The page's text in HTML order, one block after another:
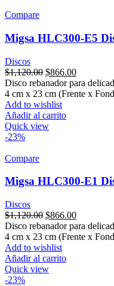
Compare
Migsa HLC300-E5
Discos
$1,120.00 Original
price
was:
$1,120.00.
$866.00Current
price
is:
Disco rebanador para
4 cm x 23 cm (Frente x
Add to wishlist
Añadir al carrito
Quick view
-23%
Compare
Migsa HLC300-E1
Discos
$1,120.00 Original
price
was:
$1,120.00.
$866.00Current
price
is:
Disco rebanador para
4 cm x 23 cm (Frente x
Add to wishlist
Añadir al carrito
Quick view
-23%